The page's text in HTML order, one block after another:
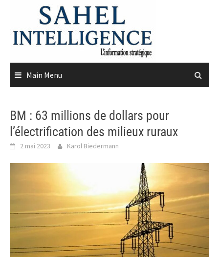
content
Main Menu
BM : 63 millions de dollars pour
l’électrification des milieux ruraux
2 mai 2023 Karol Biedermann